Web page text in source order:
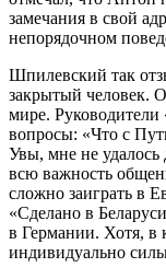
замечания в свой
непорядочном
Шпилевский так
закрытый человек.
мире. Руководители
вопросы: «Что с
Увы, мне не удалось
всю важность
сложно заиграть в
«Сделано в
в Германии. Хотя, в
индивидуально